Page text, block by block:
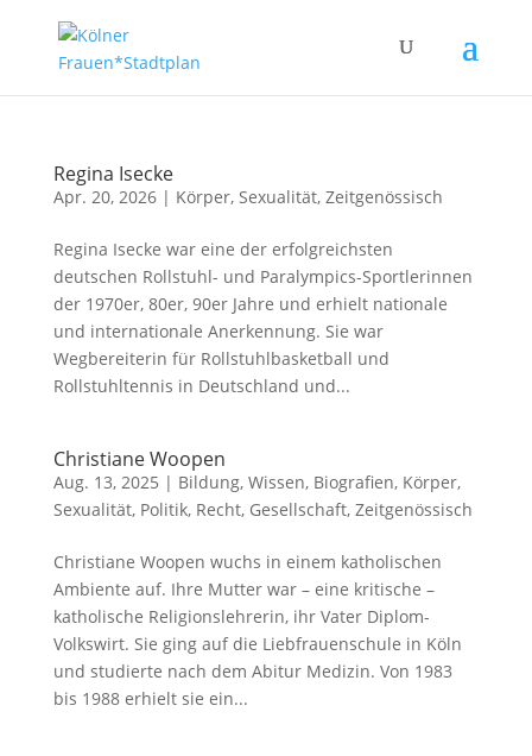
Regina Isecke
Apr. 20, 2026| Körper, Sexualität, Zeitgenössisch
Regina Isecke war eine der erfolgreichsten
deutschen Rollstuhl- und Paralympics-Sportlerinnen
der 1970er, 80er, 90er Jahre und erhielt nationale
und internationale Anerkennung. Sie war
Wegbereiterin für Rollstuhlbasketball und
Rollstuhltennis in Deutschland und...
Christiane Woopen
Aug. 13, 2025 | Bildung, Wissen, Biografien, Körper,
Sexualität, Politik, Recht, Gesellschaft, Zeitgenössisch
Christiane Woopen wuchs in einem katholischen
Ambiente auf. Ihre Mutter war – eine kritische –
katholische Religionslehrerin, ihr Vater Diplom-
Volkswirt. Sie ging auf die Liebfrauenschule in Köln
und studierte nach dem Abitur Medizin. Von 1983
bis 1988 erhielt sie ein...